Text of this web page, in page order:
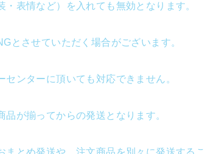
表情など）を入れても無効となります。
とさせていただく場合がございます。
ンターに頂いても対応できません。
が揃ってからの発送となります。
とめ発送や、注文商品を別々に発送する